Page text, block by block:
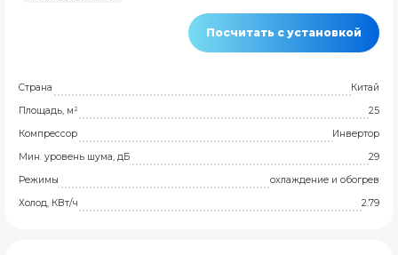
Посчитать с установкой
Страна
Китай
Площадь, м²
25
Компрессор
Инвертор
Мин. уровень шума, дБ
29
Режимы
охлаждение и обогрев
Холод, КВт/ч
2.79